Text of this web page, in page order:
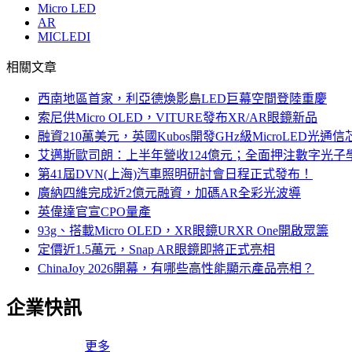
Micro LED
AR
MICLEDI
相關文章
西南地區首家，利亞德煥影島LED巨幕空間登陸重慶
索尼供Micro OLED，VITURE發布XR/AR眼鏡新品
融資210萬美元，英國Kubos開發GHz級MicroLED光通信
艾邁斯歐司朗：上半年營收124億元；全面押注數字光子
第41屆DVN(上海)汽車照明研討會日程正式發布！
廣納四維完成近2億元融資，加碼AR全彩光波導
英偉達官宣CPO量產
93g、搭載Micro OLED，XR眼鏡URXR One開啟眾籌
定價近1.5萬元，Snap AR眼鏡即將正式亮相
ChinaJoy 2026開幕，有哪些高性能顯示產品亮相？
企業快訊
更多